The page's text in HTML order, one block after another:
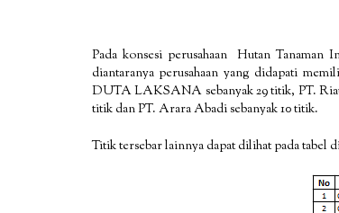
Pada konsesi perusahaan Hutan Tanaman
diantaranya perusahaan yang didapati
DUTA LAKSANA sebanyak 29 titik, PT.
titik dan PT. Arara Abadi sebanyak 10 titik.
Titik tersebar lainnya dapat dilihat pada tabel